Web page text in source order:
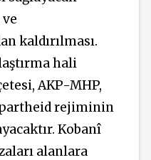
kaldırılması.
hali
AKP-MHP,
rejiminin
Kobanî
alanlara